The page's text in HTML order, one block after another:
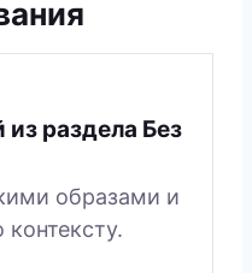
раздела Без
образами и
контексту.